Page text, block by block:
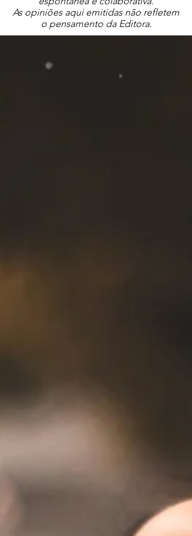
As opiniões aqui emitidas não refletem
o pensamento da Editora.